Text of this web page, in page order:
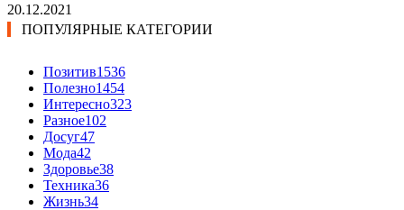
20.12.2021
ПОПУЛЯРНЫЕ КАТЕГОРИИ
Позитив1536
Полезно1454
Интересно323
Разное102
Досуг47
Мода42
Здоровье38
Техника36
Жизнь34